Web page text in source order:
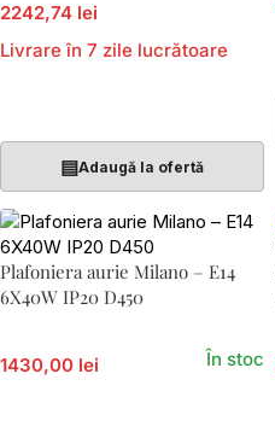
2242,74 lei
Livrare în 7 zile lucrătoare
▤Adaugă la ofertă
Plafoniera aurie Milano – E14
6X40W IP20 D450
1430,00 lei În stoc